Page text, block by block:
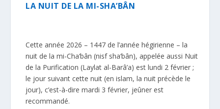
LA NUIT DE LA MI-SHA’BÂN
Cette année 2026 – 1447 de l’année hégirienne – la
nuit de la mi-Cha‘bân (nisf sha‘bân), appelée aussi Nuit
de la Purification (Laylat al-Barâ’a) est lundi 2 février ;
le jour suivant cette nuit (en islam, la nuit précède le
jour), c’est-à-dire mardi 3 février, jeûner est
recommandé.